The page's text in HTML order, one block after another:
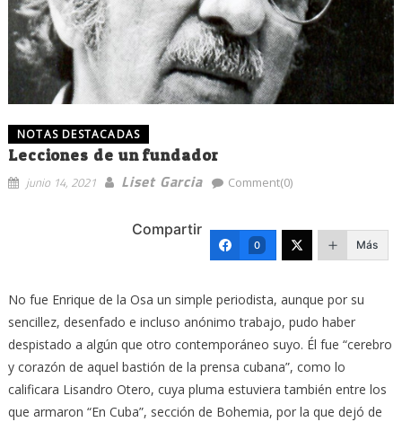
NOTAS DESTACADAS
Lecciones de un fundador
junio 14, 2021 Liset Garcia Comment(0)
Compartir
0 Más
No fue Enrique de la Osa un simple periodista, aunque por su
sencillez, desenfado e incluso anónimo trabajo, pudo haber
despistado a algún que otro contemporáneo suyo. Él fue “cerebro
y corazón de aquel bastión de la prensa cubana”, como lo
calificara Lisandro Otero, cuya pluma estuviera también entre los
que armaron “En Cuba”, sección de Bohemia, por la que dejó de